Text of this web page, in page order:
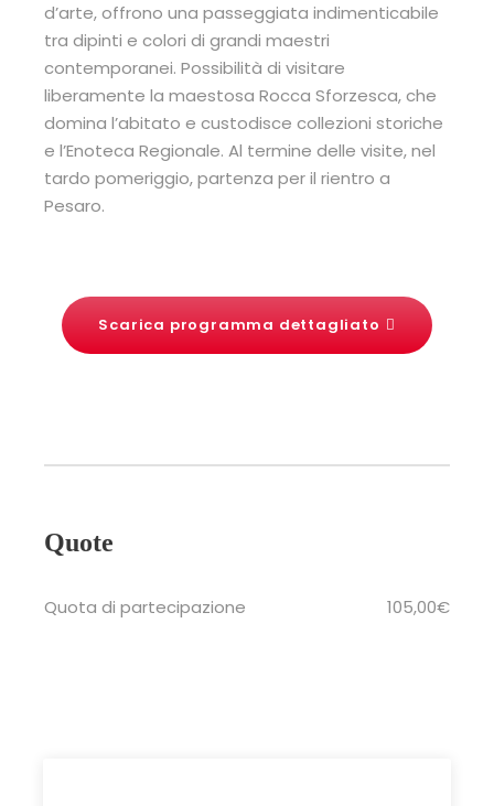
d’arte, offrono una passeggiata indimenticabile
tra dipinti e colori di grandi maestri
contemporanei. Possibilità di visitare
liberamente la maestosa Rocca Sforzesca, che
domina l’abitato e custodisce collezioni storiche
e l’Enoteca Regionale. Al termine delle visite, nel
tardo pomeriggio, partenza per il rientro a
Pesaro.
Scarica programma dettagliato
Quote
Quota di partecipazione 105,00€